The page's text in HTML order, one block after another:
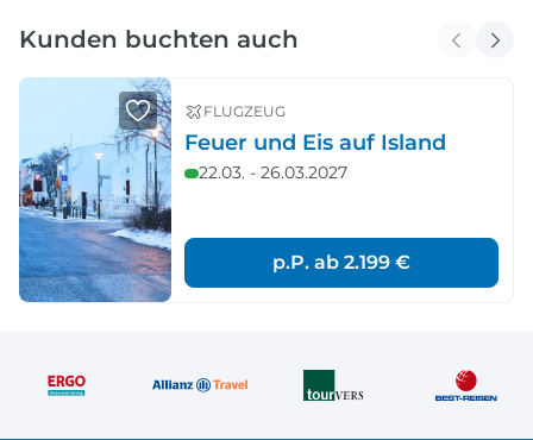
Kunden buchten auch
FLUGZEUG
Feuer und Eis auf Island
22.03. - 26.03.2027
p.P. ab 2.199 €